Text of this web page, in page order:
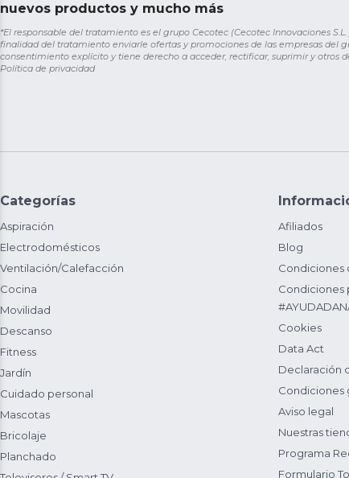
nuevos productos y mucho más
*El responsable del tratamiento es el grupo Cecotec (Cecotec Innovaciones S.L.
finalidad del tratamiento enviarle ofertas y promociones de las empresas del
consentimiento explícito y tiene derecho a acceder, rectificar, suprimir y otros
Política de privacidad
Categorías
Aspiración
Electrodomésticos
Ventilación/Calefacción
Cocina
Movilidad
Descanso
Fitness
Jardín
Cuidado personal
Mascotas
Bricolaje
Planchado
Afiliados
Blog
Condiciones
Condiciones
Cookies
Data Act
Declaración
Condiciones
Aviso legal
Nuestras
Programa
Formulario